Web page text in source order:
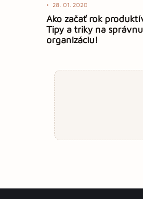
28. 01. 2020
Ako začať rok
Tipy a triky na správnu
organizáciu!